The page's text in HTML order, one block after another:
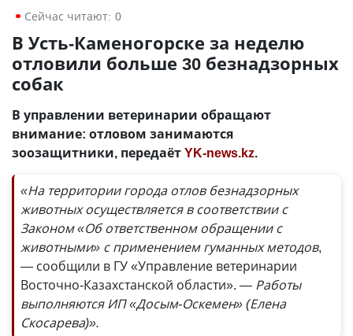
Сейчас читают: 0
В Усть-Каменогорске за неделю
отловили больше 30 безнадзорных
собак
В управлении ветеринарии обращают
внимание: отловом занимаются
зоозащитники, передаётYK-news.kz.
«На территории города отлов безнадзорных
животных осуществляется в соответствии с
Законом «Об ответственном обращении с
животными» с применением гуманных методов,
— сообщили в ГУ «Управление ветеринарии
Восточно-Казахстанской области». — Работы
выполняются ИП «Досым-Оскемен» (Елена
Скосарева)».